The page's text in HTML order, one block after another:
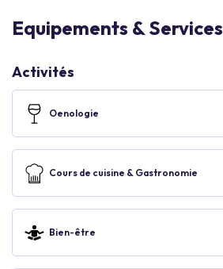
Equipements & Services
Activités
Oenologie
Cours de cuisine & Gastronomie
Bien-être